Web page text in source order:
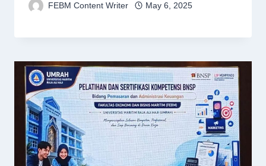
FEBM Content Writer May 6, 2025